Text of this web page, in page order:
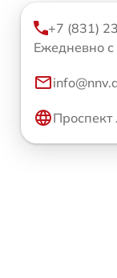
+7 (831)
Ежедневно